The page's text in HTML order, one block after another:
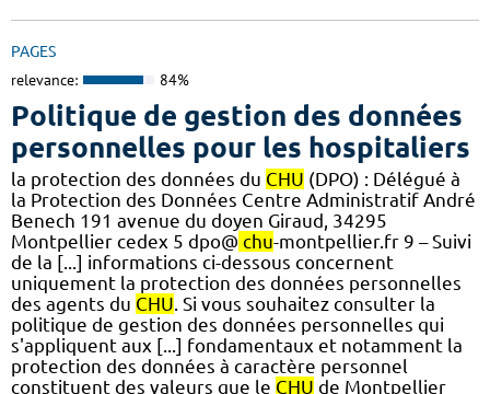
PAGES
relevance: 84%
Politique de gestion des données
personnelles pour les hospitaliers
la protection des données du CHU (DPO) : Délégué à
la Protection des Données Centre Administratif André
Benech 191 avenue du doyen Giraud, 34295
Montpellier cedex 5 dpo@ chu-montpellier.fr 9 – Suivi
de la [...] informations ci-dessous concernent
uniquement la protection des données personnelles
des agents du CHU. Si vous souhaitez consulter la
politique de gestion des données personnelles qui
s'appliquent aux [...] fondamentaux et notamment la
protection des données à caractère personnel
constituent des valeurs que le CHU de Montpellier